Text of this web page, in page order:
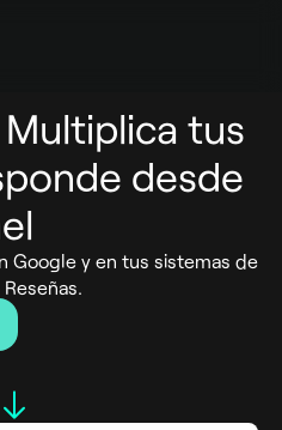
Multiplica tus
desde
Google y en tus sistemas de